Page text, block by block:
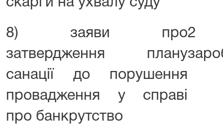
скарги на ухвалу суду
8) заяви про
затвердження плану
санації до порушення
провадження у справі
про банкрутство
2